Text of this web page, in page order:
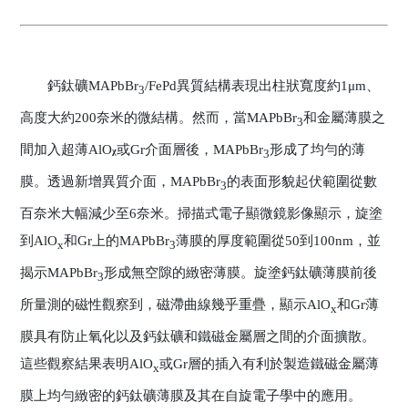
鈣鈦礦MAPbBr3/FePd異質結構表現出柱狀寬度約1μm、
高度大約200奈米的微結構。然而，當MAPbBr3和金屬薄膜之
間加入超薄AlOχ或Gr介面層後，MAPbBr3形成了均勻的薄
膜。透過新增異質介面，MAPbBr3的表面形貌起伏範圍從數
百奈米大幅減少至6奈米。掃描式電子顯微鏡影像顯示，旋塗
到AlOx和Gr上的MAPbBr3薄膜的厚度範圍從50到100nm，並
揭示MAPbBr3形成無空隙的緻密薄膜。旋塗鈣鈦礦薄膜前後
所量測的磁性觀察到，磁滯曲線幾乎重疊，顯示AlOx和Gr薄
膜具有防止氧化以及鈣鈦礦和鐵磁金屬層之間的介面擴散。
這些觀察結果表明AlOx或Gr層的插入有利於製造鐵磁金屬薄
膜上均勻緻密的鈣鈦礦薄膜及其在自旋電子學中的應用。